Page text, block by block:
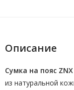
Описание
Сумка на пояс
из натуральной